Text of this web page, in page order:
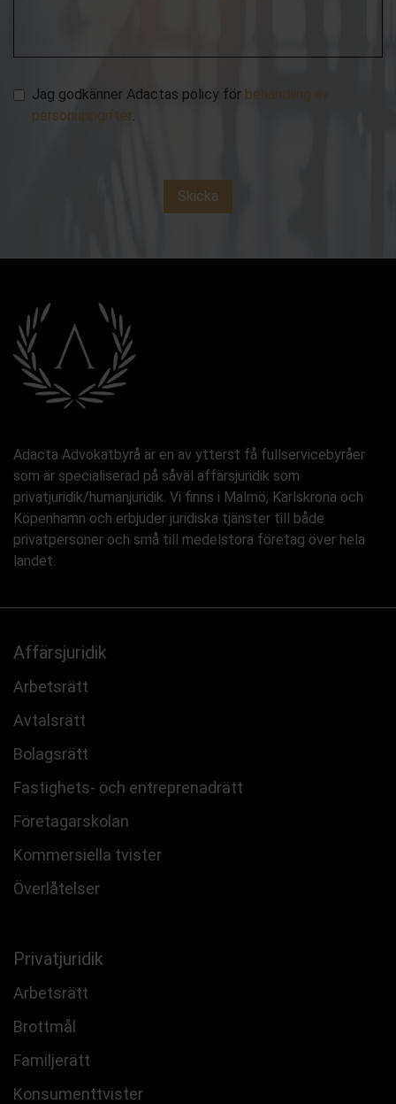
Jag godkänner Adactas policy för behandling av
personuppgifter .
Skicka
Adacta Advokatbyrå är en av ytterst få fullservicebyråer
som är specialiserad på såväl affärsjuridik som
privatjuridik/humanjuridik. Vi finns i Malmö, Karlskrona och
Köpenhamn och erbjuder juridiska tjänster till både
privatpersoner och små till medelstora företag över hela
landet.
Affärsjuridik
Arbetsrätt
Avtalsrätt
Bolagsrätt
Fastighets- och entreprenadrätt
Företagarskolan
Kommersiella tvister
Överlåtelser
Privatjuridik
Arbetsrätt
Brottmål
Familjerätt
Konsumenttvister